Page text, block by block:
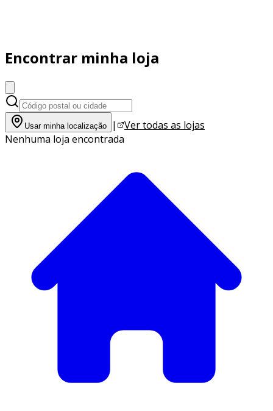
Encontrar minha loja
Usar minha localização |
Ver todas as lojas
Nenhuma loja encontrada